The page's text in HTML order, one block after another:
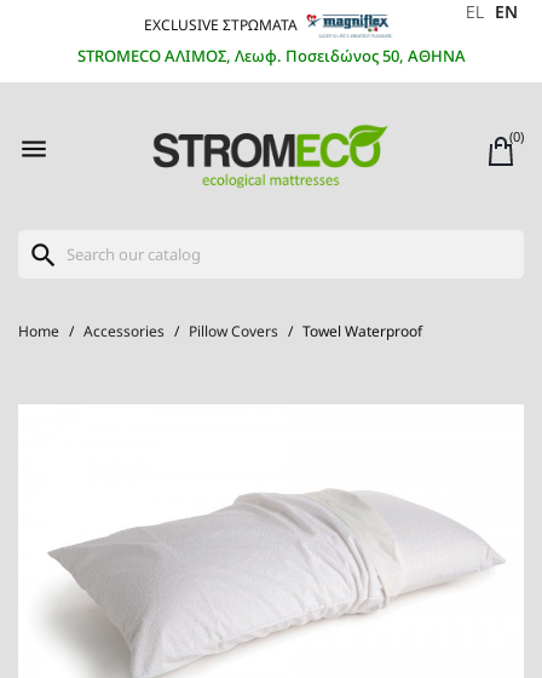
EXCLUSIVE ΣΤΡΩΜΑΤΑ
STROMECO ΑΛΙΜΟΣ, Λεωφ. Ποσειδώνος 50, ΑΘΗΝΑ
EL EN
 (0)
search
Home Accessories Pillow Covers Towel Waterproof